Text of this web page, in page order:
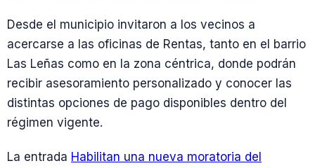
Desde el municipio invitaron a los vecinos a
acercarse a las oficinas de Rentas, tanto en el barrio
Las Leñas como en la zona céntrica, donde podrán
recibir asesoramiento personalizado y conocer las
distintas opciones de pago disponibles dentro del
régimen vigente.
La entrada Habilitan una nueva moratoria del